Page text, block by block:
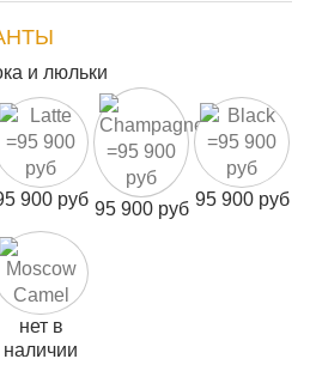
и люльки
900 руб 95 900 руб 95 900 руб
нет в
наличии